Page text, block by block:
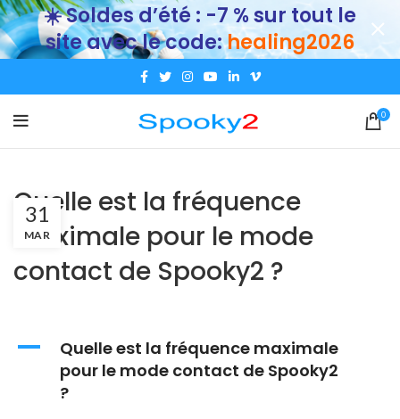
0
Quelle est la fréquence
maximale pour le mode
contact de Spooky2 ?
31
MAR
A
Quelle est la fréquence maximale
pour le mode contact de Spooky2
?
☀️ Soldes d’été : -7 % sur tout le
site avec le code:healing2026